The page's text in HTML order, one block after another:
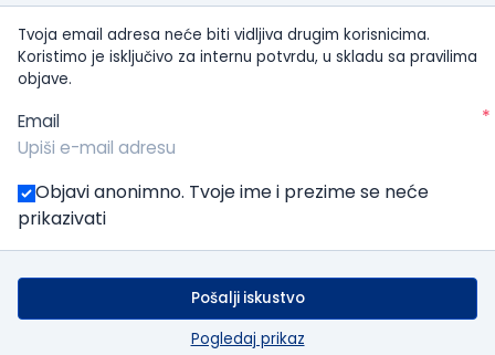
Tvoja email adresa neće biti vidljiva drugim korisnicima.
Koristimo je isključivo za internu potvrdu, u skladu sa pravilima
objave.
Email *
Objavi anonimno. Tvoje ime i prezime se neće
prikazivati
Pošalji iskustvo
Pogledaj prikaz